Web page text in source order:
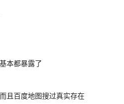
本都暴露了
且百度地图搜过真实存在